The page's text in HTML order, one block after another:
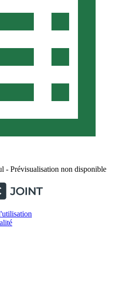
- Prévisualisation non disponible